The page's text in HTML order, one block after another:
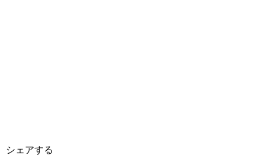
シェアする